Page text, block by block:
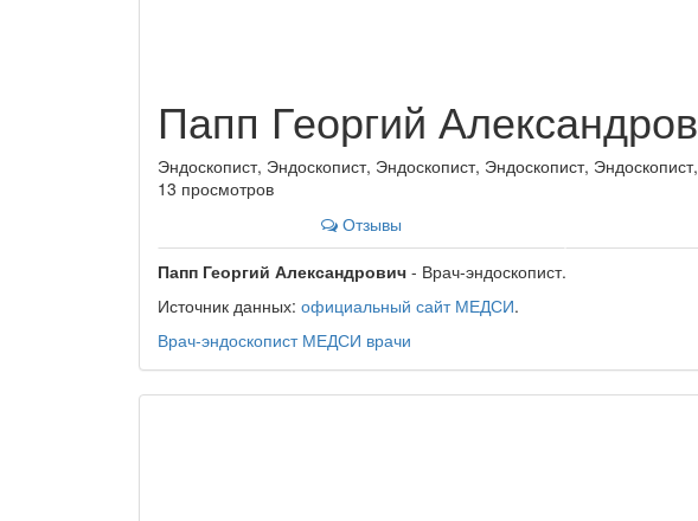
Папп Георгий
Эндоскопист, Эндоскопист, Эндоскопист, Эндоскопист,
13 просмотров
Отзывы
Папп Георгий Александрович - Врач-эндоскопист.
Источник данных: официальный сайт МЕДСИ.
Врач-эндоскопист МЕДСИ врачи